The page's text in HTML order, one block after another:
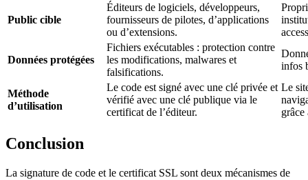
Public cible
Éditeurs de logiciels, développeurs,
fournisseurs de pilotes, d’applications
ou d’extensions.
Données protégées
Fichiers exécutables : protection contre
les modifications, malwares et
falsifications.
infos
Méthode
d’utilisation
Le code est signé avec une clé privée et
vérifié avec une clé publique via le
certificat de l’éditeur.
Le
Conclusion
La signature de code et le certificat SSL sont deux mécanismes de